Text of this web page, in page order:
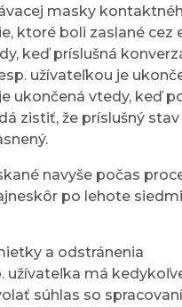
masky
ktoré boli zaslané cez
keď príslušná
užívateľkou je
ukončená vtedy, keď
zistiť, že príslušný stav
navyše počas
po lehote
a odstránenia
užívateľka má
súhlas so